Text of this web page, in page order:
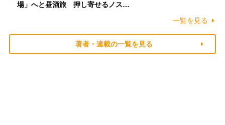
場」へと昼酒旅 押し寄せるノス…
一覧を見る
著者・連載の一覧を見る